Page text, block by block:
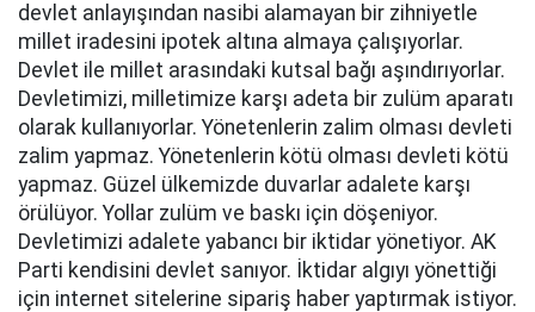
devlet anlayışından nasibi alamayan bir zihniyetle
millet iradesini ipotek altına almaya çalışıyorlar.
Devlet ile millet arasındaki kutsal bağı aşındırıyorlar.
Devletimizi, milletimize karşı adeta bir zulüm aparatı
olarak kullanıyorlar. Yönetenlerin zalim olması devleti
zalim yapmaz. Yönetenlerin kötü olması devleti kötü
yapmaz. Güzel ülkemizde duvarlar adalete karşı
örülüyor. Yollar zulüm ve baskı için döşeniyor.
Devletimizi adalete yabancı bir iktidar yönetiyor. AK
Parti kendisini devlet sanıyor. İktidar algıyı yönettiği
için internet sitelerine sipariş haber yaptırmak istiyor.